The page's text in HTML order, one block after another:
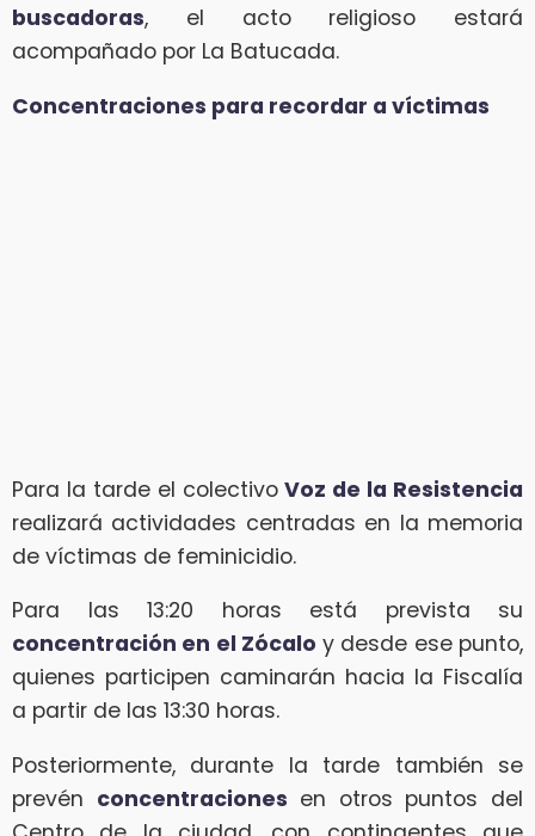
buscadoras, el acto religioso estará
acompañado por La Batucada.
Concentraciones para recordar a víctimas
Para la tarde el colectivoVoz de la Resistencia
realizará actividades centradas en la memoria
de víctimas de feminicidio.
Para las 13:20 horas está prevista su
concentración en el Zócalo y desde ese punto,
quienes participen caminarán hacia la Fiscalía
a partir de las 13:30 horas.
Posteriormente, durante la tarde también se
prevén concentraciones en otros puntos del